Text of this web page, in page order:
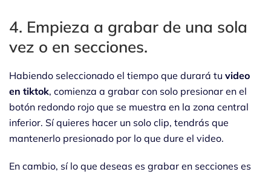
4. Empieza a grabar de una sola
vez o en secciones.
Habiendo seleccionado el tiempo que durará tu video
en tiktok, comienza a grabar con solo presionar en el
botón redondo rojo que se muestra en la zona central
inferior. Sí quieres hacer un solo clip, tendrás que
mantenerlo presionado por lo que dure el video.
En cambio, sí lo que deseas es grabar en secciones es